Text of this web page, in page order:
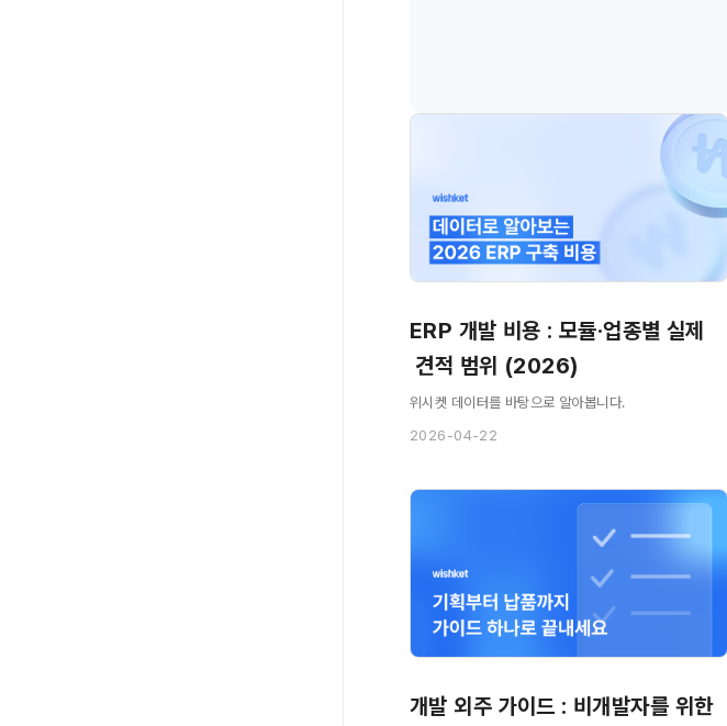
ERP 개발 비용 : 모듈·업종별 실제
견적 범위 (2026)
위시켓 데이터를 바탕으로 알아봅니다.
2026-04-22
개발 외주 가이드 : 비개발자를 위한